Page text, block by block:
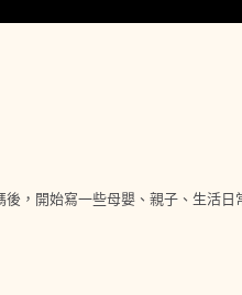
，開始寫一些母嬰、親子、生活日